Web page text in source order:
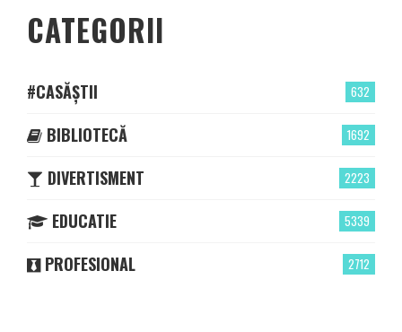
CATEGORII
632
#CASĂȘTII
1692
BIBLIOTECĂ
2223
DIVERTISMENT
5339
EDUCATIE
2712
PROFESIONAL